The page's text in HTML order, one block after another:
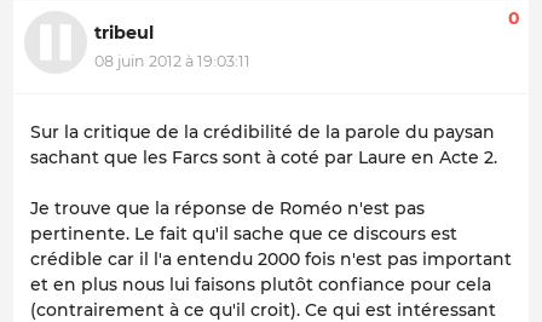
tribeul
08 juin 2012 à 19:03:11
0
Sur la critique de la crédibilité de la parole du paysan
sachant que les Farcs sont à coté par Laure en Acte 2.
Je trouve que la réponse de Roméo n'est pas
pertinente. Le fait qu'il sache que ce discours est
crédible car il l'a entendu 2000 fois n'est pas important
et en plus nous lui faisons plutôt confiance pour cela
(contrairement à ce qu'il croit). Ce qui est intéressant